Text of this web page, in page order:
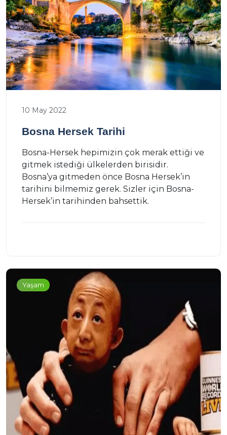
10 May 2022
Bosna Hersek Tarihi
Bosna-Hersek hepimizin çok merak ettiği ve
gitmek istediği ülkelerden birisidir.
Bosna’ya gitmeden önce Bosna Hersek’in
tarihini bilmemiz gerek. Sizler için Bosna-
Hersek’in tarihinden bahsettik.
Yaşam